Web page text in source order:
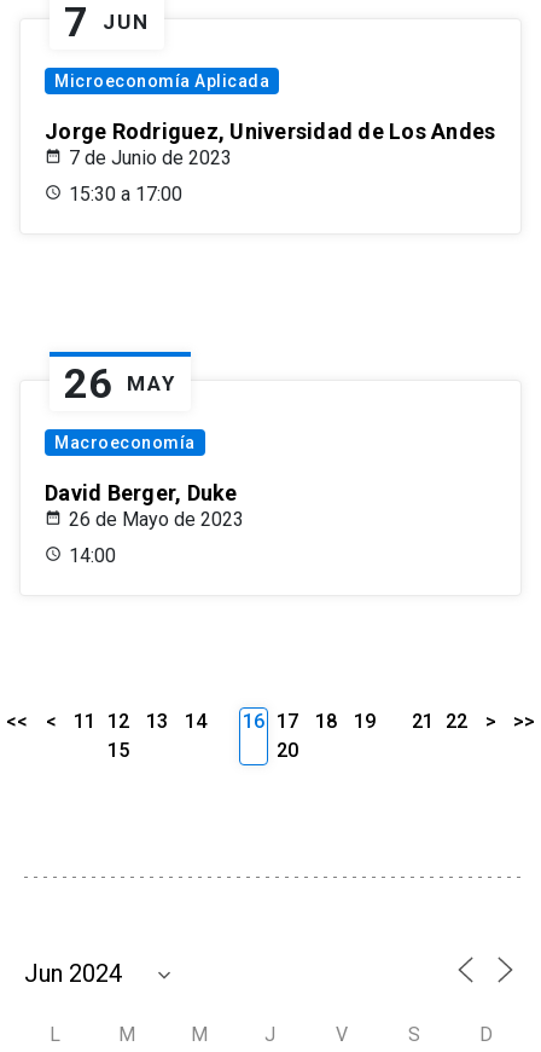
7 JUN
Microeconomía Aplicada
Jorge Rodriguez, Universidad de Los Andes
7 de Junio de 2023
15:30 a 17:00
26 MAY
Macroeconomía
David Berger, Duke
26 de Mayo de 2023
14:00
<< < 11 12 13
14
15
16 17 18
19
20
21 22 > >>
L M M J V S D